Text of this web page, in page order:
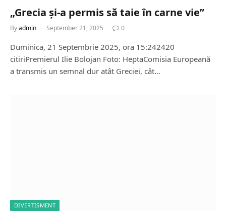
„Grecia și-a permis să taie în carne vie”
Byadmin September 21, 2025 0
Duminica, 21 Septembrie 2025, ora 15:242420
citiriPremierul Ilie Bolojan Foto: HeptaComisia Europeană
a transmis un semnal dur atât Greciei, cât…
DIVERTISMENT